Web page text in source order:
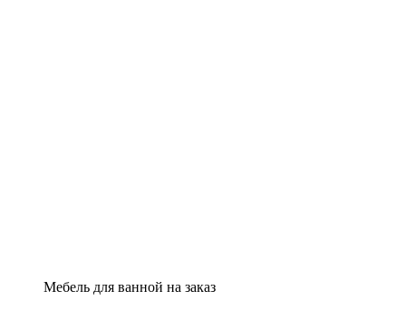
Мебель для ванной на заказ